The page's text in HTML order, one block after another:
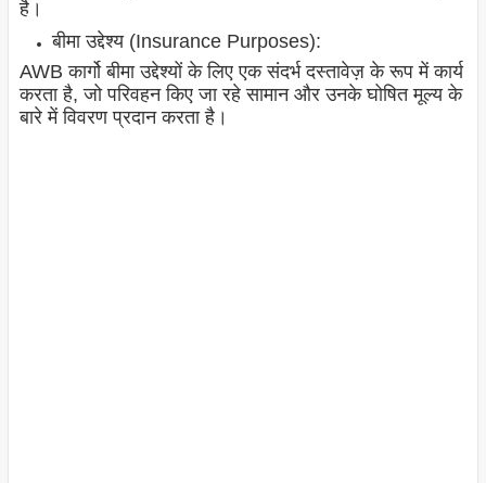
है।
बीमा उद्देश्य (Insurance Purposes):
AWB कार्गो बीमा उद्देश्यों के लिए एक संदर्भ दस्तावेज़ के रूप में कार्य
करता है, जो परिवहन किए जा रहे सामान और उनके घोषित मूल्य के
बारे में विवरण प्रदान करता है।